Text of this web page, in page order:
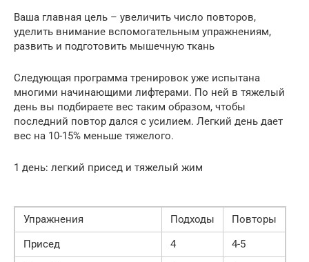
Ваша главная цель – увеличить число повторов,
уделить внимание вспомогательным упражнениям,
развить и подготовить мышечную ткань
Следующая программа тренировок уже испытана
многими начинающими лифтерами. По ней в тяжелый
день вы подбираете вес таким образом, чтобы
последний повтор дался с усилием. Легкий день дает
вес на 10-15% меньше тяжелого.
1 день: легкий присед и тяжелый жим
Упражнения Подходы
Повторы
Присед
4
4-5